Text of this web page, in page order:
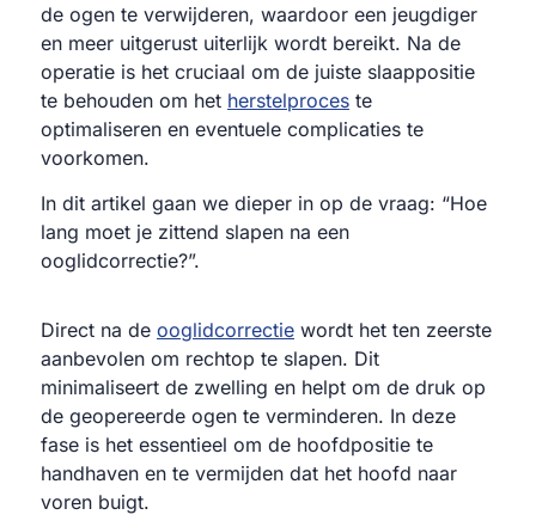
de ogen te verwijderen, waardoor een jeugdiger
en meer uitgerust uiterlijk wordt bereikt. Na de
operatie is het cruciaal om de juiste slaappositie
te behouden om het herstelproces te
optimaliseren en eventuele complicaties te
voorkomen.
In dit artikel gaan we dieper in op de vraag: “Hoe
lang moet je zittend slapen na een
ooglidcorrectie?”.
Direct na de ooglidcorrectie wordt het ten zeerste
aanbevolen om rechtop te slapen. Dit
minimaliseert de zwelling en helpt om de druk op
de geopereerde ogen te verminderen. In deze
fase is het essentieel om de hoofdpositie te
handhaven en te vermijden dat het hoofd naar
voren buigt.